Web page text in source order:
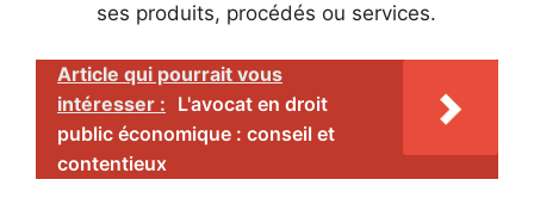
ses produits, procédés ou services.
Article qui pourrait vous
intéresser : L'avocat en droit
public économique : conseil et
contentieux